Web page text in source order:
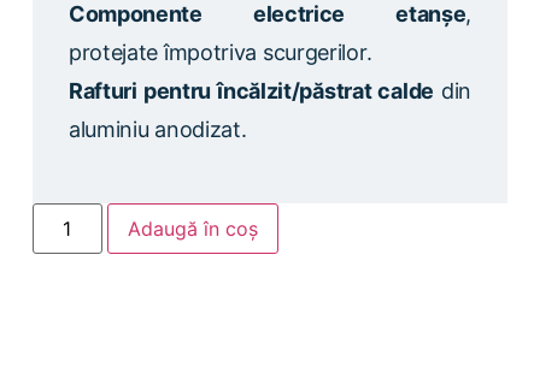
Componente electrice etanșe,
protejate împotriva scurgerilor.
Rafturi pentru încălzit/păstrat calde din
aluminiu anodizat.
Adaugă în coș